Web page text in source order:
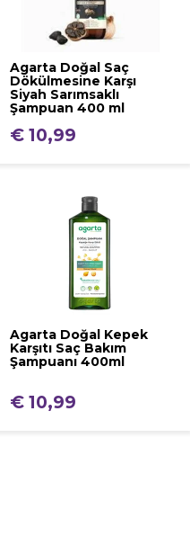
Agarta Doğal Saç
Dökülmesine Karşı
Siyah Sarımsaklı
Şampuan 400 ml
€ 10,99
Agarta Doğal Kepek
Karşıtı Saç Bakım
Şampuanı 400ml
€ 10,99